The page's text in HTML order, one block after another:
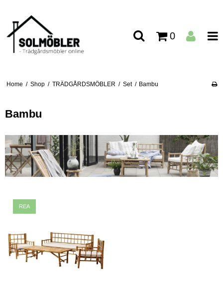
0
Home / Shop / TRÄDGÅRDSMÖBLER / Set / Bambu
Bambu
REA